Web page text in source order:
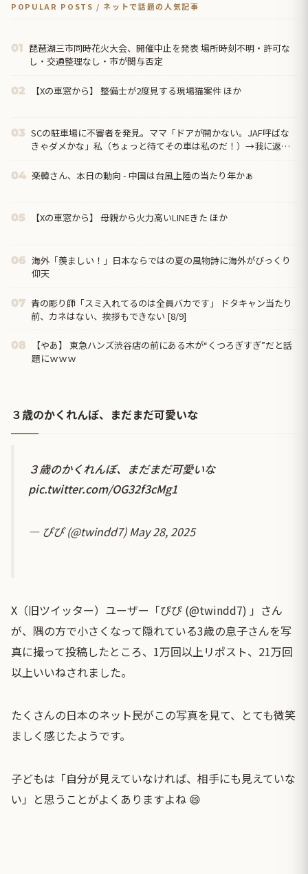
POPULAR POSTS / ネットで話題の人気記事
01 琵琶湖三市同時花火大会、開催中止を発表 場所時刻不明・許可な
し・交通整理なし・市が関与否定
02 【Xの車窓から】 整備士が2度見する現場猫案件 ほか
03 SCの駐車場に不審者を発見。ママ「ドアが開かない。JAF呼ばな
きゃダメかな」私（ちょっと待てその車は私のだ！）→我に返っ
04 楽韓さん、本日の動向 - 中国は台風上陸の当たり年かぁ
05 【Xの車窓から】 母親から火力高いLINEきた ほか
06 海外「羨ましい！」日本ならではの夏の風物詩に海外がびっくり
仰天
07 青の彫り師「スミ入れてるのは全員バカです」 ドタキャン当たり
前、カネはない、挨拶もできない [8/9]
08
【やあ】 東急ハンズ渋谷店の前にある木が“くつろぎすぎ”だと話
題にｗｗｗ
３歳のかくれんぼ、まだまだ可愛いな
３歳のかくれんぼ、まだまだ可愛いな
pic.twitter.com/OG32f3cMg1
— ぴぴ (@twindd7)May 28, 2025
X（旧ツイッター）ユーザー「ぴぴ (@twindd7) 」さん
が、隅の方で小さくなって隠れている3歳の息子さんを写
真に撮って投稿したところ、1万回以上リポスト、21万回
以上いいねされました。
たくさんの日本のネット民がこの写真を見て、とても微笑
ましく感じたようです。
子どもは「自分が見えていなければ、相手にも見えていな
い」と思うことがよくありますよね 😄